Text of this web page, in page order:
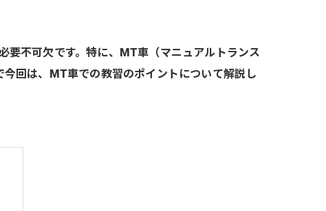
要不可欠です。特に、MT車（マニュアルトランス
回は、MT車での教習のポイントについて解説し